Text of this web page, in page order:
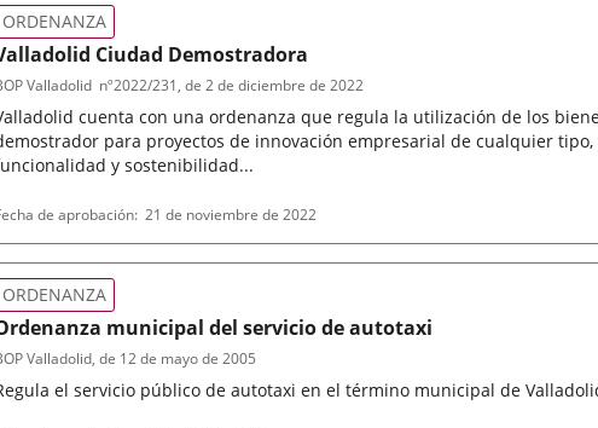
Ciudad Demostradora
cuenta con una ordenanza que regula la utilización de los
para proyectos de innovación empresarial de cualquier
y sostenibilidad...
ORDENANZA
Valladolid nº2022/231, de 2 de diciembre de 2022
de aprobación 21 de noviembre de 2022
municipal del servicio de autotaxi
el servicio público de autotaxi en el término municipal de
ORDENANZA
Valladolid, de 12 de mayo de 2005